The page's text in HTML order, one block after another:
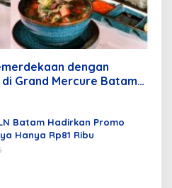
dengan
Grand Mercure Batam
Batam Hadirkan Promo
Hanya Rp81 Ribu